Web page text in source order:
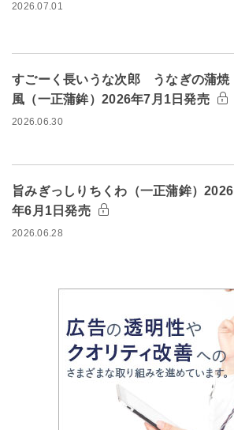
2026.07.01
すごーく長いうな次郎 うなぎの蒲焼
風（一正蒲鉾）2026年7月1日発売
2026.06.30
旨みぎっしりちくわ（一正蒲鉾）2026
年6月1日発売
2026.06.28